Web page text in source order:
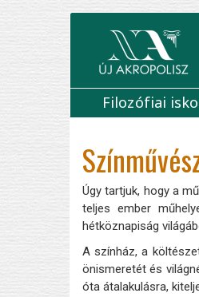
Main
navigation
Filozófiai
Úgy tartjuk, hogy a
teljes ember
hétköznapiság
A színház, a
önismeretét és
óta átalakulásra,